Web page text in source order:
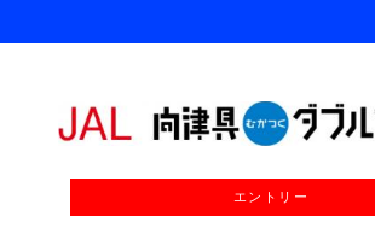
エントリー